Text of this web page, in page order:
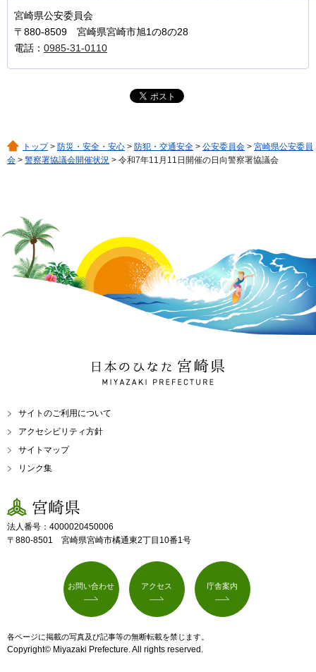
宮崎県公安委員会
〒880-8509 宮崎県宮崎市旭1の8の28
電話： 0985-31-0110
トップ> 防災・安全・安心 > 防犯・交通安全 > 公安委員会 > 宮崎県公安委員
会 > 警察署協議会開催状況 > 令和7年11月11日開催の日向警察署協議会
日本のひなた 宮崎県
MIYAZAKI PREFECTURE
サイトのご利用について
アクセシビリティ方針
サイトマップ
リンク集
宮崎県
法人番号：4000020450006
〒880-8501 宮崎県宮崎市橘通東2丁目10番1号
お問い合わせ アクセス 庁舎案内
各ページに掲載の写真及び記事等の無断転載を禁じます。
Copyright© Miyazaki Prefecture. All rights reserved.